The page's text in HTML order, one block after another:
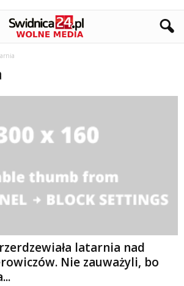
latarnia nad
Nie zauważyli, bo